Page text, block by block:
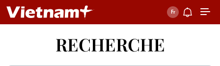
RECHERCHE